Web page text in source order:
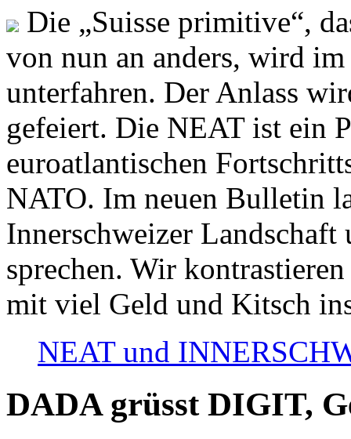
Die „Suisse primitive“,
von nun an anders, wird
unterfahren. Der Anlass
gefeiert. Die NEAT ist ein
euroatlantischen
NATO. Im neuen Bulletin
Innerschweizer
sprechen. Wir
mit viel Geld und Kitsch
NEAT und
DADA grüsst DIGIT,